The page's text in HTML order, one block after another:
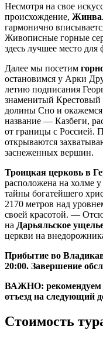
Несмотря на свое
происхождение,
гармонично
Живописные горные
здесь лучшее место для
Далее мы посетим
остановимся у Арки
летию подписания
знаменитый
долины Сно и окажемся
название — Казбеги,
от границы с Россией.
открываются
заснеженных вершин.
Троицкая церковь в
расположена на холме
тайны богатейшего
2170 метров над
своей красотой. —
на Дарьяльское
церкви на
Прибытие во
20:00. Завершение
ВАЖНО: рекомендуем
отъезд на следующий
Стоимость